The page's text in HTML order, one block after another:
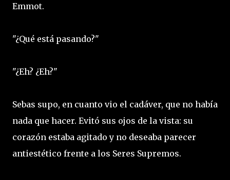
Emmot.
"¿Qué está pasando?"
"¿Eh? ¿Eh?"
Sebas supo, en cuanto vio el cadáver, que no había
nada que hacer. Evitó sus ojos de la vista: su
corazón estaba agitado y no deseaba parecer
antiestético frente a los Seres Supremos.